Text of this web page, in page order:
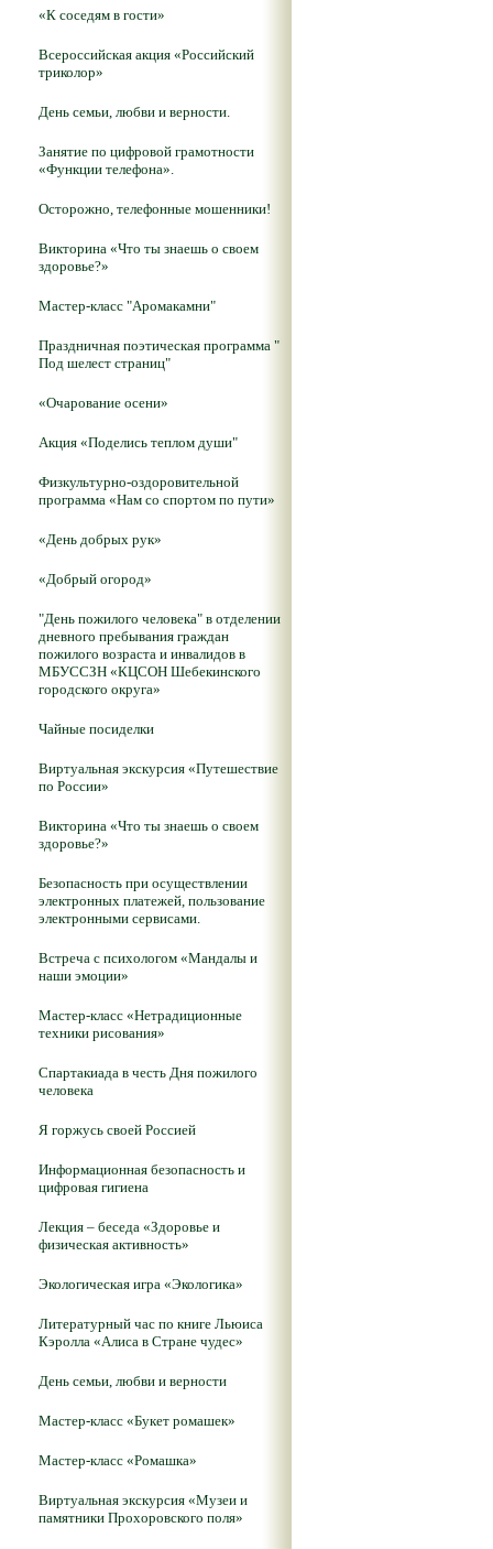
«К соседям в гости»
Всероссийская акция «Российский
триколор»
День семьи, любви и верности.
Занятие по цифровой грамотности
«Функции телефона».
Осторожно, телефонные мошенники!
Викторина «Что ты знаешь о своем
здоровье?»
Мастер-класс "Аромакамни"
Праздничная поэтическая программа "
Под шелест страниц"
«Очарование осени»
Акция «Поделись теплом души"
Физкультурно-оздоровительной
программа «Нам со спортом по пути»
«День добрых рук»
«Добрый огород»
"День пожилого человека" в отделении
дневного пребывания граждан
пожилого возраста и инвалидов в
МБУССЗН «КЦСОН Шебекинского
городского округа»
Чайные посиделки
Виртуальная экскурсия «Путешествие
по России»
Викторина «Что ты знаешь о своем
здоровье?»
Безопасность при осуществлении
электронных платежей, пользование
электронными сервисами.
Встреча с психологом «Мандалы и
наши эмоции»
Мастер-класс «Нетрадиционные
техники рисования»
Спартакиада в честь Дня пожилого
человека
Я горжусь своей Россией
Информационная безопасность и
цифровая гигиена
Лекция – беседа «Здоровье и
физическая активность»
Экологическая игра «Экологика»
Литературный час по книге Льюиса
Кэролла «Алиса в Стране чудес»
День семьи, любви и верности
Мастер-класс «Букет ромашек»
Мастер-класс «Ромашка»
Виртуальная экскурсия «Музеи и
памятники Прохоровского поля»